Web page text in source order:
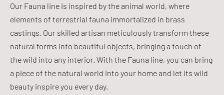
Our Fauna line is inspired by the animal world, where
elements of terrestrial fauna immortalized in brass
castings. Our skilled artisan meticulously transform these
natural forms into beautiful objects, bringing a touch of
the wild into any interior. With the Fauna line, you can bring
a piece of the natural world into your home and let its wild
beauty inspire you every day.